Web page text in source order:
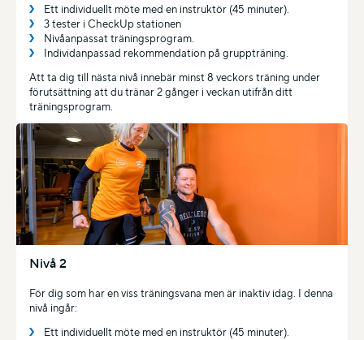
Ett individuellt möte med en instruktör (45 minuter).
3 tester i CheckUp stationen
Nivåanpassat träningsprogram.
Individanpassad rekommendation på gruppträning.
Att ta dig till nästa nivå innebär minst 8 veckors träning under
förutsättning att du tränar 2 gånger i veckan utifrån ditt
träningsprogram.
Nivå 2
För dig som har en viss träningsvana men är inaktiv idag. I denna
nivå ingår:
Ett individuellt möte med en instruktör (45 minuter).